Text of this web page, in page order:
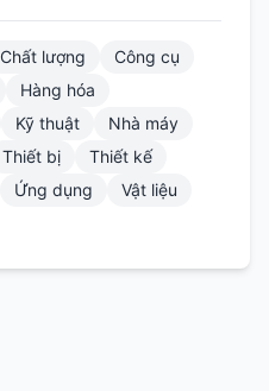
Chất lượng
Công cụ
Hàng hóa
Kỹ thuật
Nhà máy
Thiết bị
Thiết kế
Ứng dụng
Vật liệu